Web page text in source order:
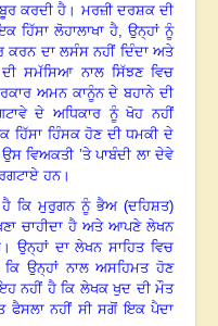
ਕਰਦੀ ਹੈ। ਮਰਜ਼ੀ ਦਰਸ਼ਕ ਦੀ
ਹਿੱਸਾ ਲੋਹਾਲਾਖਾ ਹੈ, ਉਨ੍ਹਾਂ ਨੂੰ
ਕਰਨ ਦਾ ਲਸੰਸ ਨਹੀਂ ਦਿੰਦਾ ਅਤੇ
ਸਮੱਸਿਆ ਨਾਲ ਸਿੱਝਣ ਵਿਚ
ਅਮਨ ਕਾਨੂੰਨ ਦੇ ਬਹਾਨੇ ਦੀ
ਦੇ ਅਧਿਕਾਰ ਨੂੰ ਖੋਹ ਨਹੀਂ
ਹਿੱਸਾ ਹਿੰਸਕ ਹੋਣ ਦੀ ਧਮਕੀ ਦੇ
ਵਿਅਕਤੀ ’ਤੇ ਪਾਬੰਦੀ ਲਾ ਦੇਵੇ
ਹਨ।
ਕਿ ਮੁਰੁਗਨ ਨੂੰ ਭੈਅ (ਦਹਿਸ਼ਤ)
ਚਾਹੀਦਾ ਹੈ ਅਤੇ ਆਪਣੇ ਲੇਖਨ
ਉਨ੍ਹਾਂ ਦਾ ਲੇਖਨ ਸਾਹਿਤ ਵਿਚ
ਉਨ੍ਹਾਂ ਨਾਲ ਅਸਹਿਮਤ ਹੋਣ
ਨਹੀਂ ਹੈ ਕਿ ਲੇਖਕ ਖੁਦ ਦੀ ਮੌਤ
ਫੈਸਲਾ ਨਹੀਂ ਸੀ ਸਗੋਂ ਇਕ ਪੈਦਾ